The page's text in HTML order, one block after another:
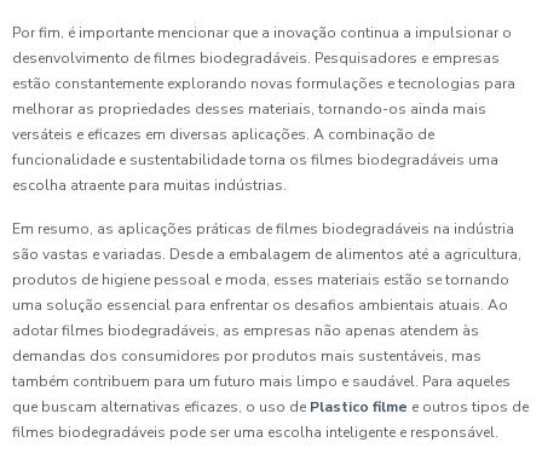
Por fim, é importante mencionar que a inovação continua a impulsionar o
desenvolvimento de filmes biodegradáveis. Pesquisadores e empresas
estão constantemente explorando novas formulações e tecnologias para
melhorar as propriedades desses materiais, tornando-os ainda mais
versáteis e eficazes em diversas aplicações. A combinação de
funcionalidade e sustentabilidade torna os filmes biodegradáveis uma
escolha atraente para muitas indústrias.
Em resumo, as aplicações práticas de filmes biodegradáveis na indústria
são vastas e variadas. Desde a embalagem de alimentos até a agricultura,
produtos de higiene pessoal e moda, esses materiais estão se tornando
uma solução essencial para enfrentar os desafios ambientais atuais. Ao
adotar filmes biodegradáveis, as empresas não apenas atendem às
demandas dos consumidores por produtos mais sustentáveis, mas
também contribuem para um futuro mais limpo e saudável. Para aqueles
que buscam alternativas eficazes, o uso de Plastico filme e outros tipos de
filmes biodegradáveis pode ser uma escolha inteligente e responsável.